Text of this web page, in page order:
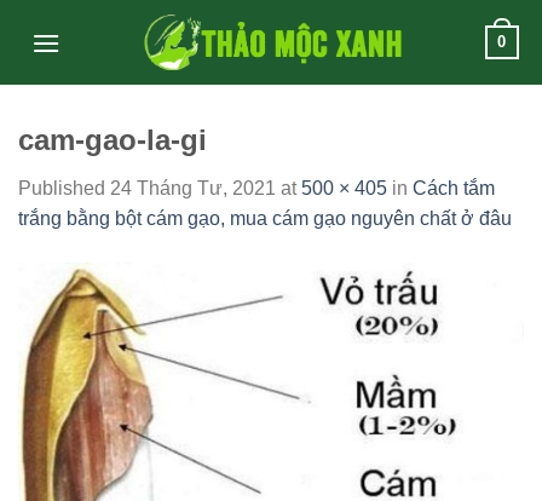
0
cam-gao-la-gi
Published 24 Tháng Tư, 2021 at500 × 405 in Cách tắm
trắng bằng bột cám gạo, mua cám gạo nguyên chất ở đâu